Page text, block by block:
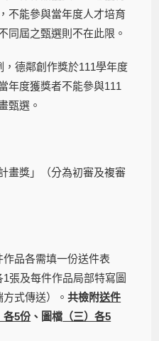
不能參與當年度人才培育
同屆之甄選則不在此限。
德鄰創作獎於111學年度
年度獲獎者不能參與111
甄選。
畫獎」（分為初審及複審
品各需填一份送件表
1張及每件作品局部特寫圖
方式傳送）。共檢附送件
各5份 、圖檔 （三）各5